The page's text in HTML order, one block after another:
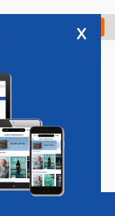
Check in
Vacatures
x